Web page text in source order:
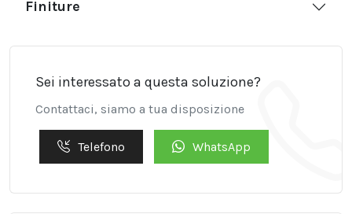
Finiture
Sei interessato a questa soluzione?
Contattaci, siamo a tua disposizione
Telefono WhatsApp